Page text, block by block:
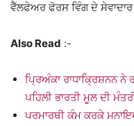
ਵੈੱਲਫੇਅਰ ਫੋਰਸ ਵਿੰਗ ਦੇ
Also Read :-
ਪ੍ਰਿਅੰਕਾ ਰਾਧਾਕ੍ਰਿਸ਼ਨਨ ਨੇ
ਪਹਿਲੀ ਭਾਰਤੀ ਮੂਲ ਦੀ
ਪਰਮਾਰਥੀ ਕੰਮ ਕਰਕੇ